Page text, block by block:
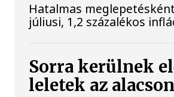
Hatalmas
júliusi, 1,2 százalékos
Sorra kerülnek
leletek az